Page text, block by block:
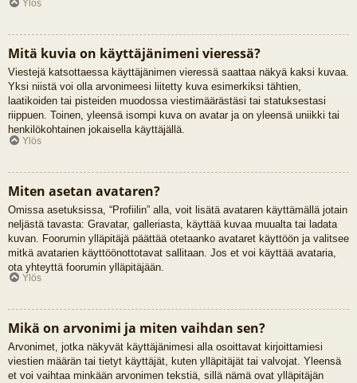
Ylös
Mitä kuvia on käyttäjänimeni vieressä?
Viestejä katsottaessa käyttäjänimen vieressä saattaa näkyä kaksi kuvaa.
Yksi niistä voi olla arvonimeesi liitetty kuva esimerkiksi tähtien,
laatikoiden tai pisteiden muodossa viestimäärästäsi tai statuksestasi
riippuen. Toinen, yleensä isompi kuva on avatar ja on yleensä uniikki tai
henkilökohtainen jokaisella käyttäjällä.
Ylös
Miten asetan avataren?
Omissa asetuksissa, “Profiilin” alla, voit lisätä avataren käyttämällä jotain
neljästä tavasta: Gravatar, galleriasta, käyttää kuvaa muualta tai ladata
kuvan. Foorumin ylläpitäjä päättää otetaanko avataret käyttöön ja valitsee
mitkä avatarien käyttöönottotavat sallitaan. Jos et voi käyttää avataria,
ota yhteyttä foorumin ylläpitäjään.
Ylös
Mikä on arvonimi ja miten vaihdan sen?
Arvonimet, jotka näkyvät käyttäjänimesi alla osoittavat kirjoittamiesi
viestien määrän tai tietyt käyttäjät, kuten ylläpitäjät tai valvojat. Yleensä
et voi vaihtaa minkään arvonimen tekstiä, sillä nämä ovat ylläpitäjän